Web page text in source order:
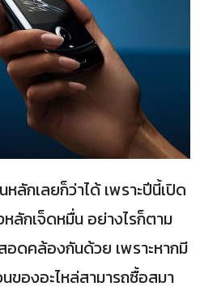
หลักเลยก็ว่าได้ เพราะปีนี้เปิด
ลักเจ็ดหมื่น อย่างไรก็ตาม
ดคล้องกันด้วย เพราะหากมี
องอะไหล่สามารถซื้อสมา